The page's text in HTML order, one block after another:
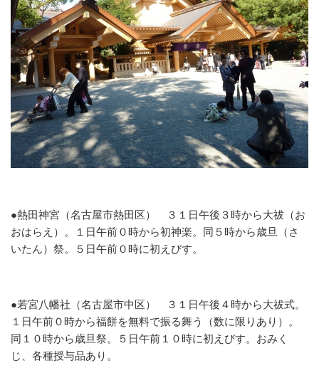
●熱田神宮（名古屋市熱田区）
３１日午後３時から大祓（お
おはらえ）。１日午前０時から初神楽。同５時から歳旦（さ
いたん）祭。５日午前０時に初えびす。
●若宮八幡社（名古屋市中区）
３１日午後４時から大祓式。
１日午前０時から福餅を無料で振る舞う（数に限りあり）。
同１０時から歳旦祭。５日午前１０時に初えびす。おみく
じ、各種授与品あり。